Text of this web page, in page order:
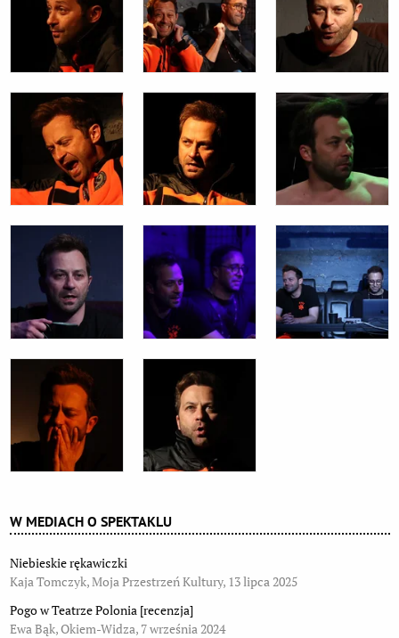
W MEDIACH O SPEKTAKLU
Niebieskie rękawiczki
Kaja Tomczyk, Moja Przestrzeń Kultury, 13 lipca 2025
Pogo w Teatrze Polonia [recenzja]
Ewa Bąk, Okiem-Widza, 7 września 2024